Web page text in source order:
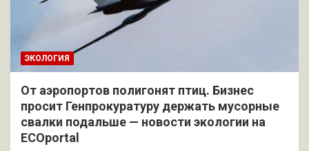
ЭКОЛОГИЯ
От аэропортов полигонят птиц. Бизнес
просит Генпрокуратуру держать мусорные
свалки подальше — новости экологии на
ECOportal